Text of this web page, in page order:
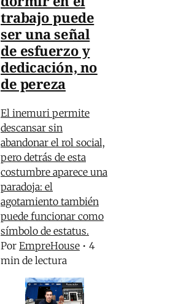
trabajo puede
ser una señal
de esfuerzo y
dedicación, no
de pereza
El inemuri permite
descansar sin
abandonar el rol social,
pero detrás de esta
costumbre aparece una
paradoja: el
agotamiento también
puede funcionar como
símbolo de estatus.
Por EmpreHouse • 4
min de lectura